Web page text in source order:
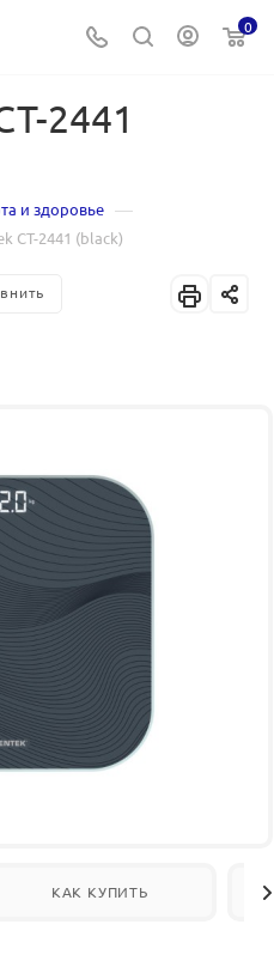
0
2441
и здоровье —
CT-2441 (black)
КАК КУПИТЬ